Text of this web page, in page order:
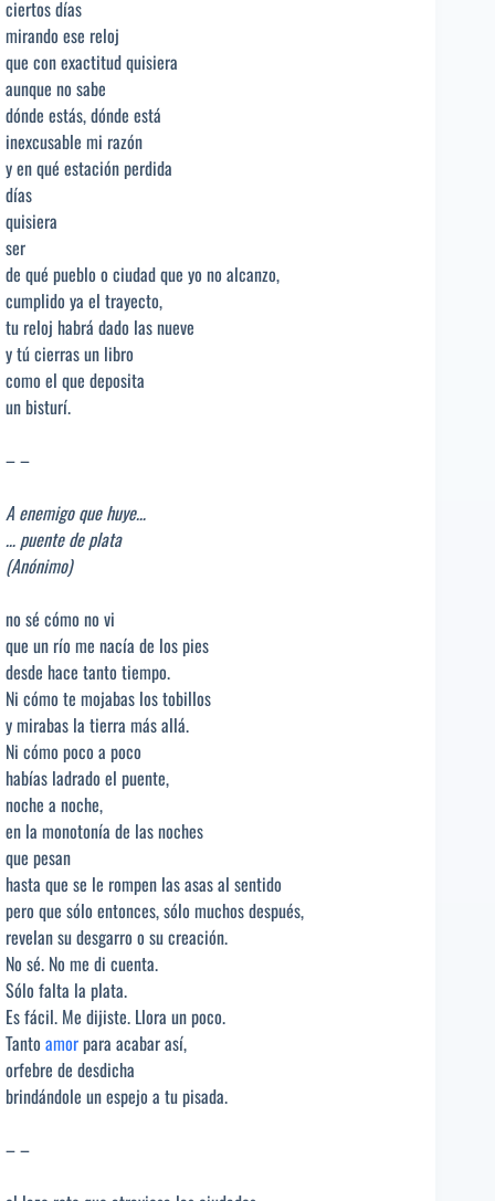
ciertos días
mirando ese reloj
que con exactitud quisiera
aunque no sabe
dónde estás, dónde está
inexcusable mi razón
y en qué estación perdida
días
quisiera
ser
de qué pueblo o ciudad que yo no alcanzo,
cumplido ya el trayecto,
tu reloj habrá dado las nueve
y tú cierras un libro
como el que deposita
un bisturí.
– –
A enemigo que huye…
… puente de plata
(Anónimo)
no sé cómo no vi
que un río me nacía de los pies
desde hace tanto tiempo.
Ni cómo te mojabas los tobillos
y mirabas la tierra más allá.
Ni cómo poco a poco
habías ladrado el puente,
noche a noche,
en la monotonía de las noches
que pesan
hasta que se le rompen las asas al sentido
pero que sólo entonces, sólo muchos después,
revelan su desgarro o su creación.
No sé. No me di cuenta.
Sólo falta la plata.
Es fácil. Me dijiste. Llora un poco.
Tanto amorpara acabar así,
orfebre de desdicha
brindándole un espejo a tu pisada.
– –